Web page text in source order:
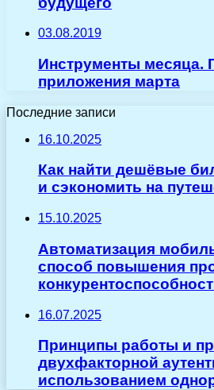
03.08.2019
Инструменты месяца.
приложения марта
Последние записи
16.10.2025
Как найти дешёвые
и сэкономить на
15.10.2025
Автоматизация
способ повышения
16.07.2025
Принципы работы и
двухфакторной
использованием